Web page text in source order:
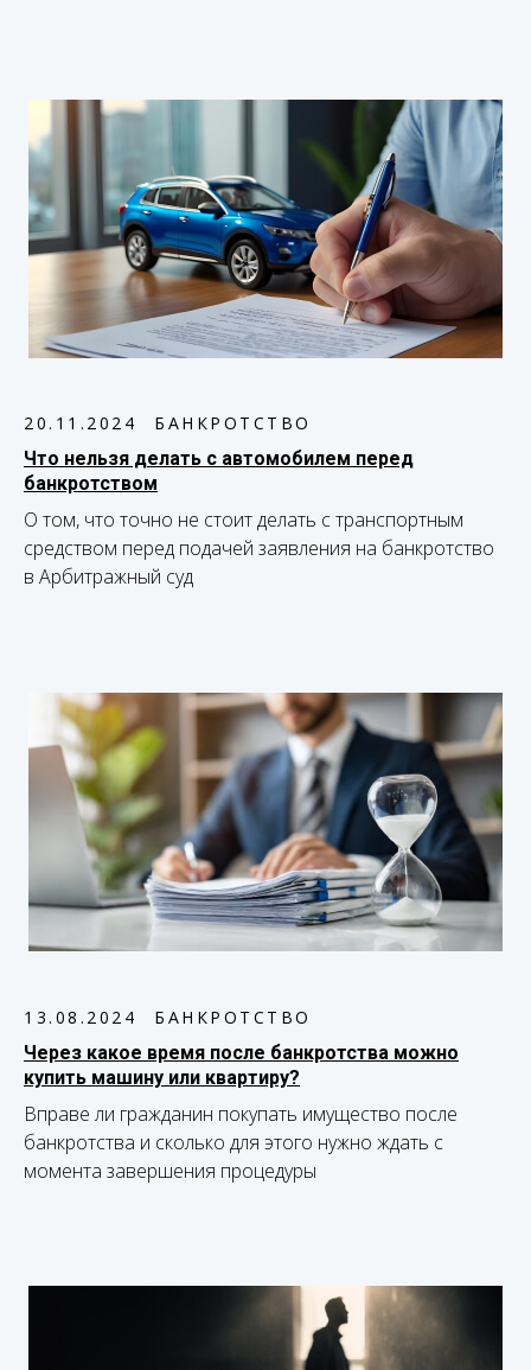
20.11.2024
БАНКРОТСТВО
Что нельзя делать с автомобилем перед
банкротством
О том, что точно не стоит делать с транспортным
средством перед подачей заявления на банкротство
в Арбитражный суд
13.08.2024
БАНКРОТСТВО
Через какое время после банкротства можно
купить машину или квартиру?
Вправе ли гражданин покупать имущество после
банкротства и сколько для этого нужно ждать с
момента завершения процедуры